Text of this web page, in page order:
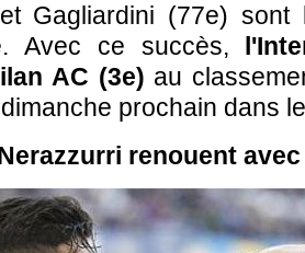
Gagliardini (77e)
Avec ce succès,
AC (3e) au
prochain dans
renouent